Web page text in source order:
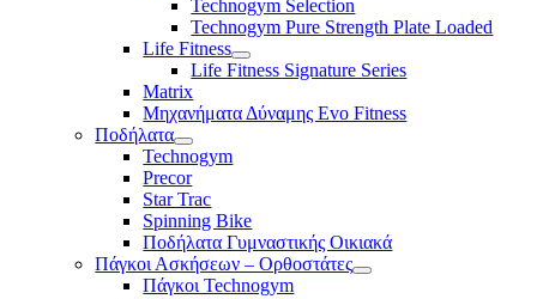
Technogym Selection
Technogym Pure Strength Plate Loaded
Life Fitness
Life Fitness Signature Series
Matrix
Μηχανήματα Δύναμης Evo Fitness
Ποδήλατα
Technogym
Precor
Star Trac
Spinning Bike
Ποδήλατα Γυμναστικής Οικιακά
Πάγκοι Ασκήσεων – Ορθοστάτες
Πάγκοι Technogym